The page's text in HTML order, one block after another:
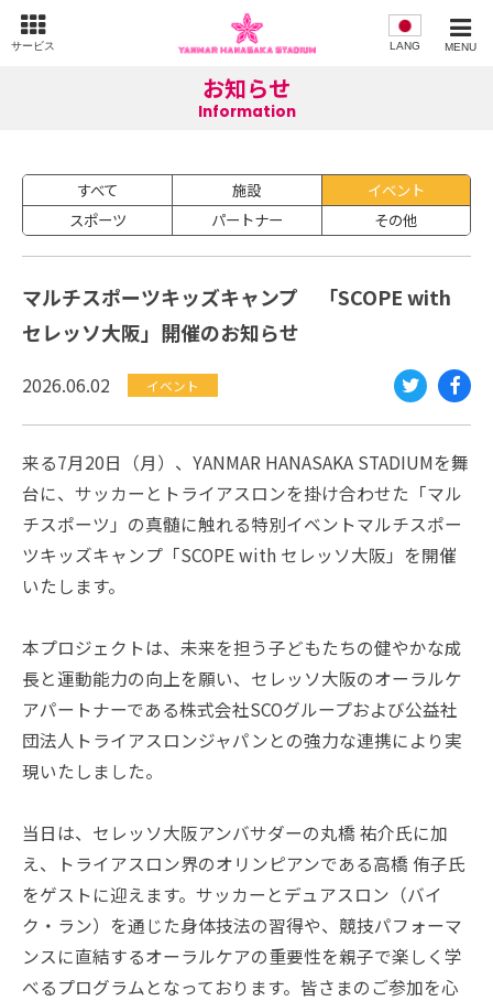
MENU
サービス LANG
お知らせ
Information
すべて 施設
イベント
スポーツ
パートナー その他
マルチスポーツキッズキャンプ 「SCOPE with
セレッソ大阪」開催のお知らせ
2026.06.02 イベント
Twi
tte
r
Fac
eb
oo
来る7月20日（月）、YANMAR HANASAKA STADIUMを舞
台に、サッカーとトライアスロンを掛け合わせた「マル
チスポーツ」の真髄に触れる特別イベントマルチスポー
ツキッズキャンプ「SCOPE with セレッソ大阪」を開催
いたします。
本プロジェクトは、未来を担う子どもたちの健やかな成
長と運動能力の向上を願い、セレッソ大阪のオーラルケ
アパートナーである株式会社SCOグループおよび公益社
団法人トライアスロンジャパンとの強力な連携により実
現いたしました。
当日は、セレッソ大阪アンバサダーの丸橋 祐介氏に加
え、トライアスロン界のオリンピアンである高橋 侑子氏
をゲストに迎えます。サッカーとデュアスロン（バイ
ク・ラン）を通じた身体技法の習得や、競技パフォーマ
ンスに直結するオーラルケアの重要性を親子で楽しく学
べるプログラムとなっております。皆さまのご参加を心